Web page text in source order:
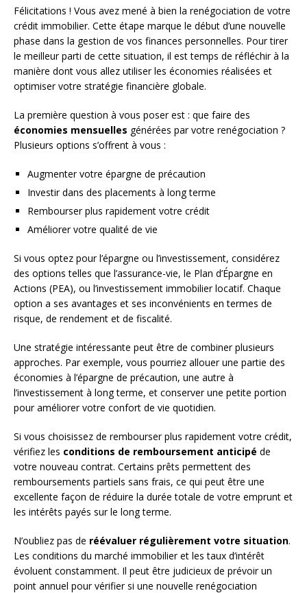
Félicitations ! Vous avez mené à bien la renégociation de votre
crédit immobilier. Cette étape marque le début d’une nouvelle
phase dans la gestion de vos finances personnelles. Pour tirer
le meilleur parti de cette situation, il est temps de réfléchir à la
manière dont vous allez utiliser les économies réalisées et
optimiser votre stratégie financière globale.
La première question à vous poser est : que faire des
économies mensuelles générées par votre renégociation ?
Plusieurs options s’offrent à vous :
Augmenter votre épargne de précaution
Investir dans des placements à long terme
Rembourser plus rapidement votre crédit
Améliorer votre qualité de vie
Si vous optez pour l’épargne ou l’investissement, considérez
des options telles que l’assurance-vie, le Plan d’Épargne en
Actions (PEA), ou l’investissement immobilier locatif. Chaque
option a ses avantages et ses inconvénients en termes de
risque, de rendement et de fiscalité.
Une stratégie intéressante peut être de combiner plusieurs
approches. Par exemple, vous pourriez allouer une partie des
économies à l’épargne de précaution, une autre à
l’investissement à long terme, et conserver une petite portion
pour améliorer votre confort de vie quotidien.
Si vous choisissez de rembourser plus rapidement votre crédit,
vérifiez les conditions de remboursement anticipé de
votre nouveau contrat. Certains prêts permettent des
remboursements partiels sans frais, ce qui peut être une
excellente façon de réduire la durée totale de votre emprunt et
les intérêts payés sur le long terme.
N’oubliez pas de réévaluer régulièrement votre situation.
Les conditions du marché immobilier et les taux d’intérêt
évoluent constamment. Il peut être judicieux de prévoir un
point annuel pour vérifier si une nouvelle renégociation